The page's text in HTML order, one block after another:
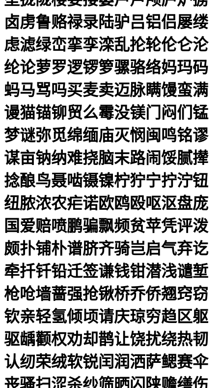
卤虏鲁赂禄录陆驴吕铝侣屡缕
虑滤绿峦挛孪滦乱抡轮伦仑沦
纶论萝罗逻锣箩骡骆络妈玛码
蚂马骂吗买麦卖迈脉瞒馒蛮满
谩猫锚铆贸么霉没镁门闷们锰
梦谜弥觅绵缅庙灭悯闽鸣铭谬
谋亩钠纳难挠脑末路闹馁腻撵
捻酿鸟聂啮镊镍柠狞宁拧泞钮
纽脓浓农疟诺欧鸥殴呕沤盘庞
国爱赔喷鹏骗飘频贫苹凭评泼
颇扑铺朴谱脐齐骑岂启气弃讫
牵扦钎铅迁签谦钱钳潜浅谴堑
枪呛墙蔷强抢锹桥乔侨翘窍窃
钦亲轻氢倾顷请庆琼穷趋区躯
驱龋颧权劝却鹊让饶扰绕热韧
认纫荣绒软锐闰润洒萨鳃赛伞
丧骚扫涩杀纱筛晒闪陕赡缮伤